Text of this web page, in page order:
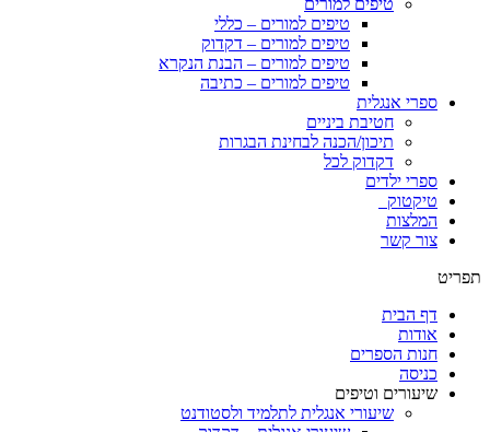
טיפים למורים
טיפים למורים – כללי
טיפים למורים – דקדוק
טיפים למורים – הבנת הנקרא
טיפים למורים – כתיבה
ספרי אנגלית
חטיבת ביניים
תיכון/הכנה לבחינת הבגרות
דקדוק לכל
ספרי ילדים
טיקטוק
המלצות
צור קשר
תפריט
דף הבית
אודות
חנות הספרים
כניסה
שיעורים וטיפים
שיעורי אנגלית לתלמיד ולסטודנט